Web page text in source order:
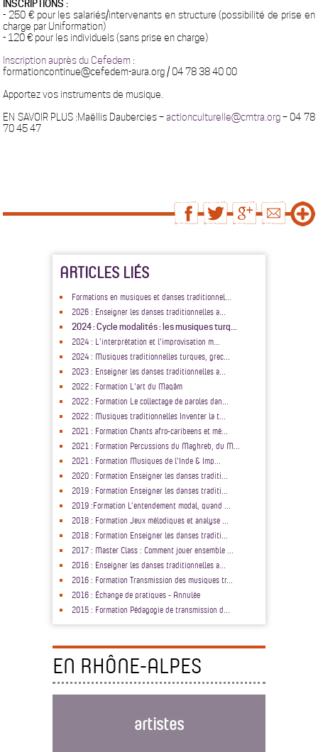
INSCRIPTIONS :
- 250 € pour les salariés/intervenants en structure (possibilité de prise en
charge par Uniformation)
- 120 € pour les individuels (sans prise en charge)
Inscription auprès du Cefedem :
formationcontinue@cefedem-aura.org / 04 78 38 40 00
Apportez vos instruments de musique.
EN SAVOIR PLUS :Maëllis Daubercies –actionculturelle@cmtra.org– 04 78
70 45 47
ARTICLES LIÉS
Formations en musiques et danses traditionnel...
2026 : Enseigner les danses traditionnelles a...
2024 : Cycle modalités : les musiques turq...
2024 : L'interprétation et l'improvisation m...
2024 : Musiques traditionnelles turques, grec...
2023 : Enseigner les danses traditionnelles a...
2022 : Formation L'art du Maqâm
2022 : Formation Le collectage de paroles dan...
2022 : Musiques traditionnelles Inventer la t...
2021 : Formation Chants afro-caribeens et mé...
2021 : Formation Percussions du Maghreb, du M...
2021 : Formation Musiques de l'Inde & Imp...
2020 : Formation Enseigner les danses traditi...
2019 : Formation Enseigner les danses traditi...
2019 :Formation L’entendement modal, quand ...
2018 : Formation Jeux mélodiques et analyse ...
2018 : Formation Enseigner les danses traditi...
2017 : Master Class : Comment jouer ensemble ...
2016 : Enseigner les danses traditionnelles a...
2016 : Formation Transmission des musiques tr...
2016 : Échange de pratiques - Annulée
2015 : Formation Pédagogie de transmission d...
EN RHÔNE-ALPES
artistes